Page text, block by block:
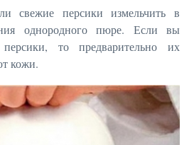
свежие персики измельчить в
однородного пюре. Если вы
персики, то предварительно их
кожи.